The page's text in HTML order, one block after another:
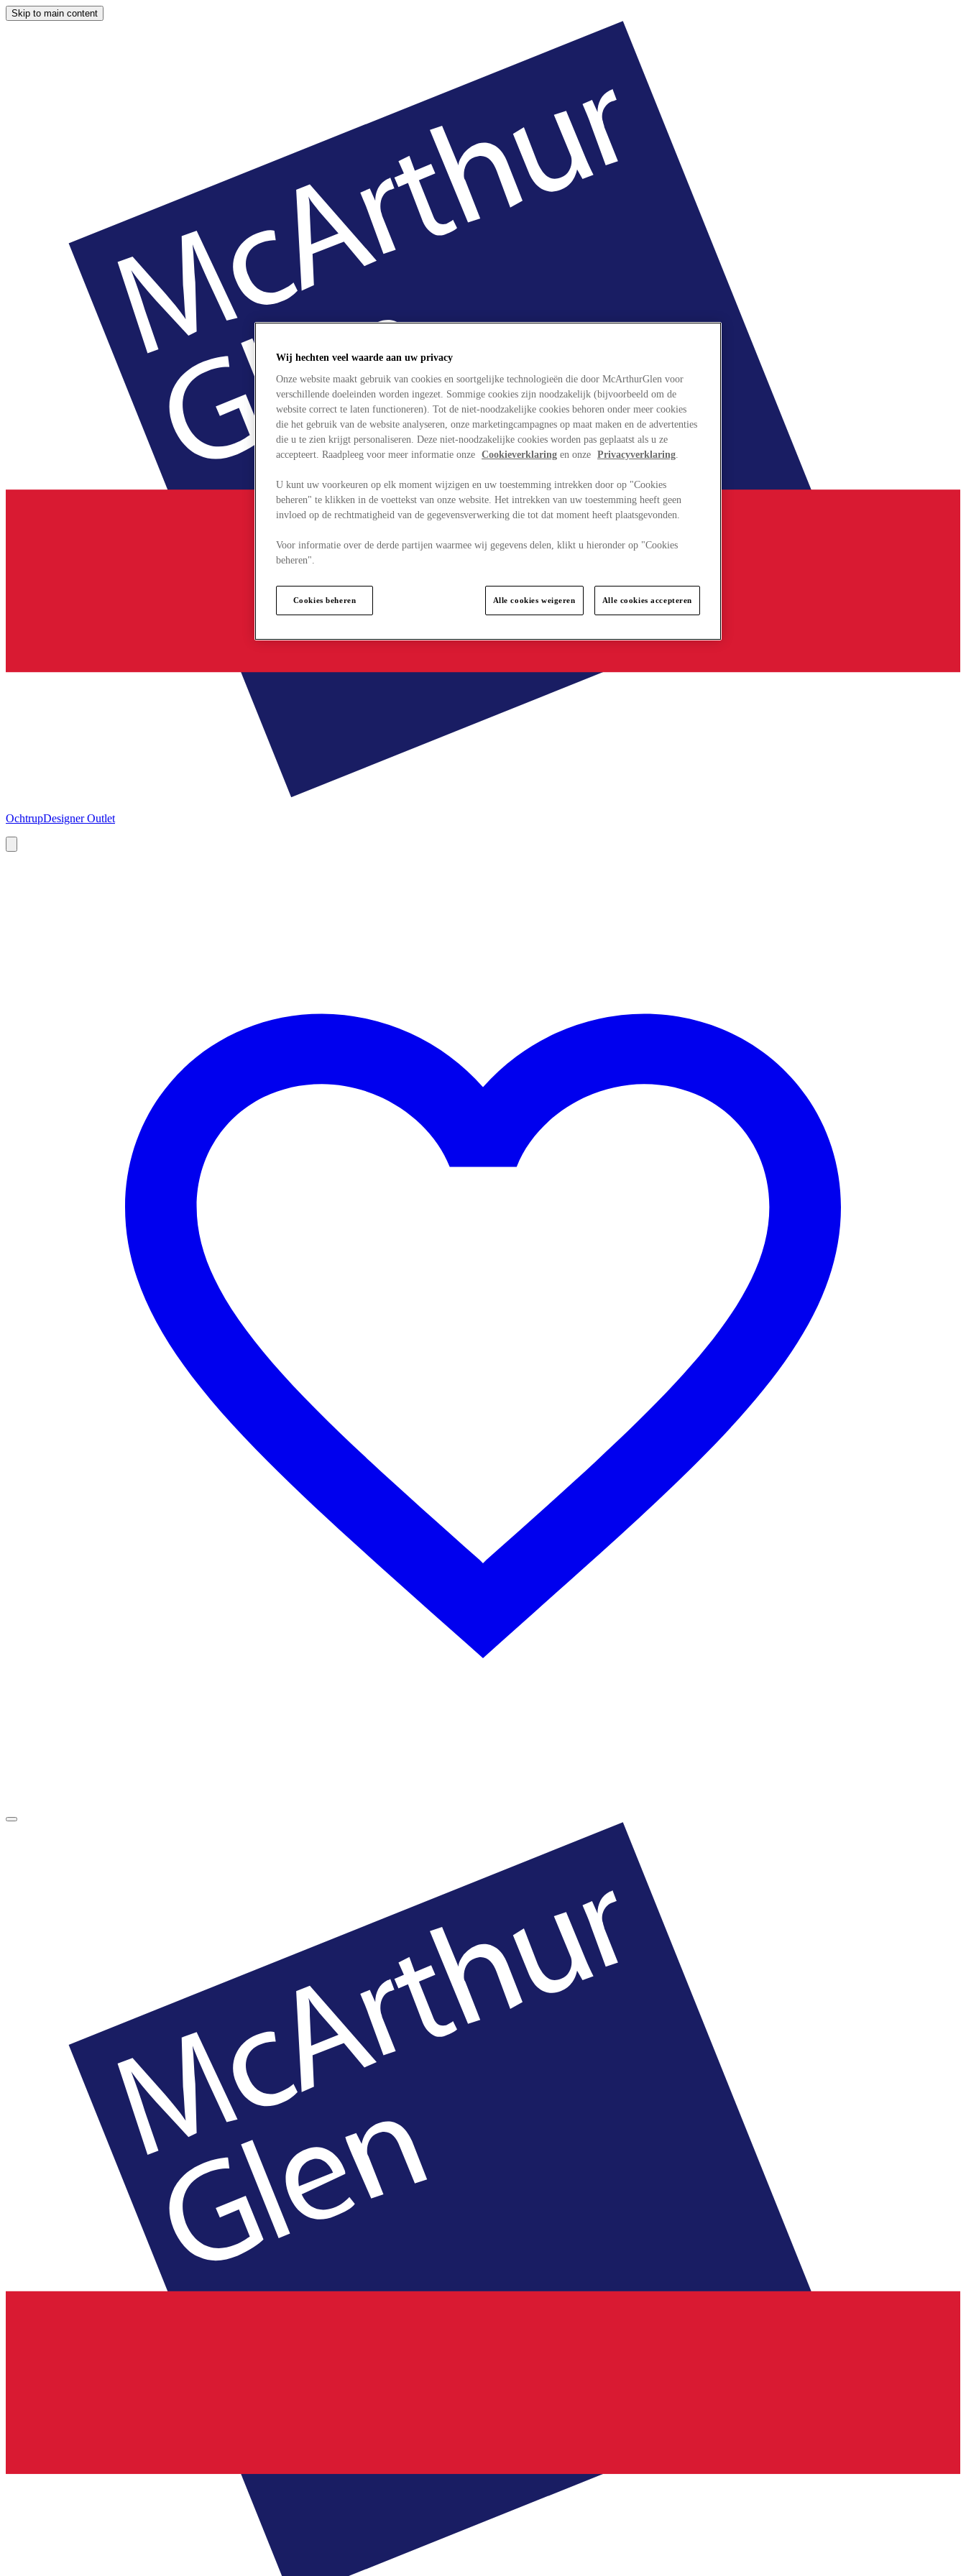
Skip to main content
OchtrupDesigner Outlet
Wij hechten veel waarde aan uw privacy
Onze website maakt gebruik van cookies en soortgelijke technologieën die door McArthurGlen voor
verschillende doeleinden worden ingezet. Sommige cookies zijn noodzakelijk (bijvoorbeeld om de
website correct te laten functioneren). Tot de niet-noodzakelijke cookies behoren onder meer cookies
die het gebruik van de website analyseren, onze marketingcampagnes op maat maken en de advertenties
die u te zien krijgt personaliseren. Deze niet-noodzakelijke cookies worden pas geplaatst als u ze
accepteert. Raadpleeg voor meer informatie onze Cookieverklaring en onze Privacyverklaring.
U kunt uw voorkeuren op elk moment wijzigen en uw toestemming intrekken door op "Cookies
beheren" te klikken in de voettekst van onze website. Het intrekken van uw toestemming heeft geen
invloed op de rechtmatigheid van de gegevensverwerking die tot dat moment heeft plaatsgevonden.
Voor informatie over de derde partijen waarmee wij gegevens delen, klikt u hieronder op "Cookies
beheren".
Cookies beheren Alle cookies weigeren Alle cookies accepteren